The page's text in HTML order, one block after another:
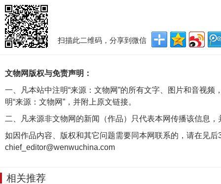
扫描此二维码，分享到微信
文物网版权与免责声明：
一、凡本站中注明“来源：文物网”的所有文字、图片和音视
明“来源：文物网”，并附上原文链接。
二、凡来源非文物网的新闻（作品）只代表本网传播该信息
如因作品内容、版权和其它问题需要同本网联系的，请在见后
chief_editor@wenwuchina.com
相关推荐